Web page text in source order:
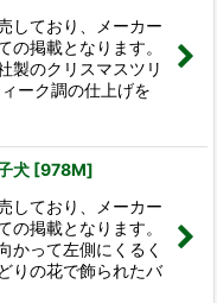
しており、メーカー
の掲載となります。
製のクリスマスツリ
ーク調の仕上げを
犬 [978M]
しており、メーカー
の掲載となります。
かって左側にくるく
りの花で飾られたバ